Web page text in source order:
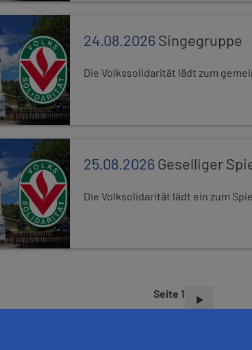
24.08.2026Singegruppe
Die Volkssolidarität lädt zum
25.08.2026Geselliger
Die Volksolidarität lädt ein zum
Seite 1